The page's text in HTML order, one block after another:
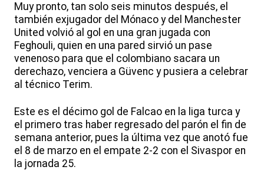
Muy pronto, tan solo seis minutos después, el
también exjugador del Mónaco y del Manchester
United volvió al gol en una gran jugada con
Feghouli, quien en una pared sirvió un pase
venenoso para que el colombiano sacara un
derechazo, venciera a Güvenc y pusiera a celebrar
al técnico Terim.
Este es el décimo gol de Falcao en la liga turca y
el primero tras haber regresado del parón el fin de
semana anterior, pues la última vez que anotó fue
el 8 de marzo en el empate 2-2 con el Sivaspor en
la jornada 25.